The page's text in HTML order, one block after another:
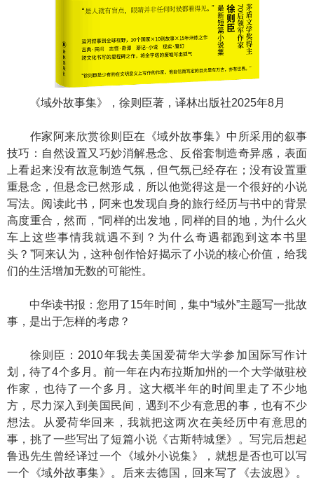
《域外故事集》，徐则臣著，译林出版社2025年8月
作家阿来欣赏徐则臣在《域外故事集》中所采用的叙事
技巧：自然设置又巧妙消解悬念、反俗套制造奇异感，表面
上看起来没有故意制造气氛，但气氛已经存在；没有设置重
重悬念，但悬念已然形成，所以他觉得这是一个很好的小说
写法。阅读此书，阿来也发现自身的旅行经历与书中的背景
高度重合，然而，“同样的出发地，同样的目的地，为什么火
车上这些事情我就遇不到？为什么奇遇都跑到这本书里
头？”阿来认为，这种创作恰好揭示了小说的核心价值，给我
们的生活增加无数的可能性。
中华读书报：您用了15年时间，集中“域外”主题写一批故
事，是出于怎样的考虑？
徐则臣：2010年我去美国爱荷华大学参加国际写作计
划，待了4个多月。前一年在内布拉斯加州的一个大学做驻校
作家，也待了一个多月。这大概半年的时间里走了不少地
方，尽力深入到美国民间，遇到不少有意思的事，也有不少
想法。从爱荷华回来，我就把这两次在美经历中有意思的
事，挑了一些写出了短篇小说《古斯特城堡》。写完后想起
鲁迅先生曾经译过一个《域外小说集》，就想是否也可以写
一个《域外故事集》。后来去德国，回来写了《去波恩》。